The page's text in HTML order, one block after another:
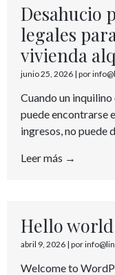
Desahucio
legales
vivienda
junio 25, 2026 | por
Cuando un
puede encontrarse
ingresos, no puede
Leer más →
Hello
abril 9, 2026 | por
Welcome to